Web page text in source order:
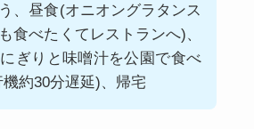
、昼食(オニオングラタンス
食べたくてレストランへ)、
ぎりと味噌汁を公園で食べ
約30分遅延)、帰宅